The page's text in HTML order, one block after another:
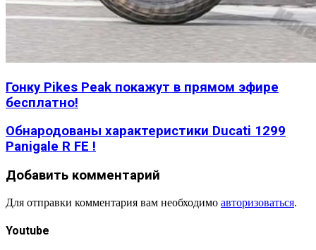
Гонку Pikes Peak покажут в прямом эфире
бесплатно!
Обнародованы характеристики Ducati 1299
Panigale R FE !
Добавить комментарий
Для отправки комментария вам необходимо авторизоваться.
Youtube